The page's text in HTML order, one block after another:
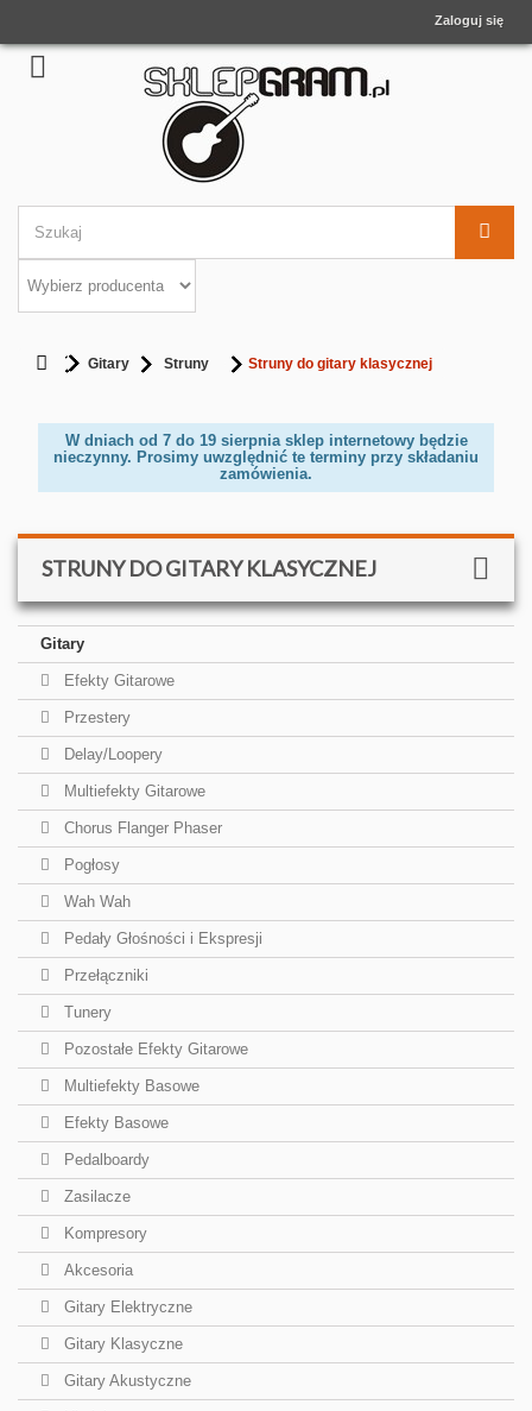
Zaloguj się
Gitary Struny Struny do gitary klasycznej
W dniach od 7 do 19 sierpnia sklep internetowy będzie
nieczynny. Prosimy uwzględnić te terminy przy składaniu
zamówienia.
STRUNY DO GITARY KLASYCZNEJ
Gitary
Efekty Gitarowe
Przestery
Delay/Loopery
Multiefekty Gitarowe
Chorus Flanger Phaser
Pogłosy
Wah Wah
Pedały Głośności i Ekspresji
Przełączniki
Tunery
Pozostałe Efekty Gitarowe
Multiefekty Basowe
Efekty Basowe
Pedalboardy
Zasilacze
Kompresory
Akcesoria
Gitary Elektryczne
Gitary Klasyczne
Gitary Akustyczne